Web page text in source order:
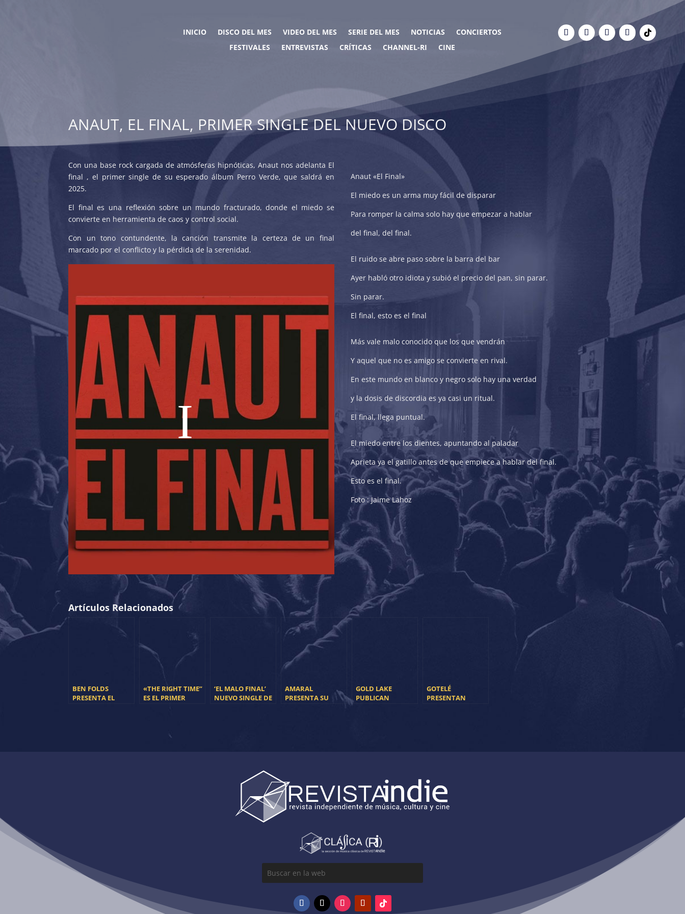
INICIO DISCO DEL MES VIDEO DEL MES SERIE DEL MES NOTICIAS
CONCIERTOS
FESTIVALES
ENTREVISTAS CRÍTICAS CHANNEL-RI CINE
ANAUT, EL FINAL, PRIMER SINGLE DEL NUEVO DISCO
Con una base rock cargada de atmósferas hipnóticas, Anaut nos adelanta El
final , el primer single de su esperado álbum Perro Verde, que saldrá en
2025.
El final es una reflexión sobre un mundo fracturado, donde el miedo se
convierte en herramienta de caos y control social.
Con un tono contundente, la canción transmite la certeza de un final
marcado por el conflicto y la pérdida de la serenidad.
Anaut «El Final»
El miedo es un arma muy fácil de disparar
Para romper la calma solo hay que empezar a hablar
del final, del final.
El ruido se abre paso sobre la barra del bar
Ayer habló otro idiota y subió el precio del pan, sin parar.
Sin parar.
El final, esto es el final
Más vale malo conocido que los que vendrán
Y aquel que no es amigo se convierte en rival.
En este mundo en blanco y negro solo hay una verdad
y la dosis de discordia es ya casi un ritual.
El final, llega puntual.
El miedo entre los dientes, apuntando al paladar
Aprieta ya el gatillo antes de que empiece a hablar del final.
Esto es el final.
Foto : Jaime Lahoz
Artículos Relacionados
BEN FOLDS
PRESENTA EL
«THE RIGHT TIME”
ES EL PRIMER
‘EL MALO FINAL’
NUEVO SINGLE DE
AMARAL
PRESENTA SU
GOLD LAKE
PUBLICAN
GOTELÉ
PRESENTAN